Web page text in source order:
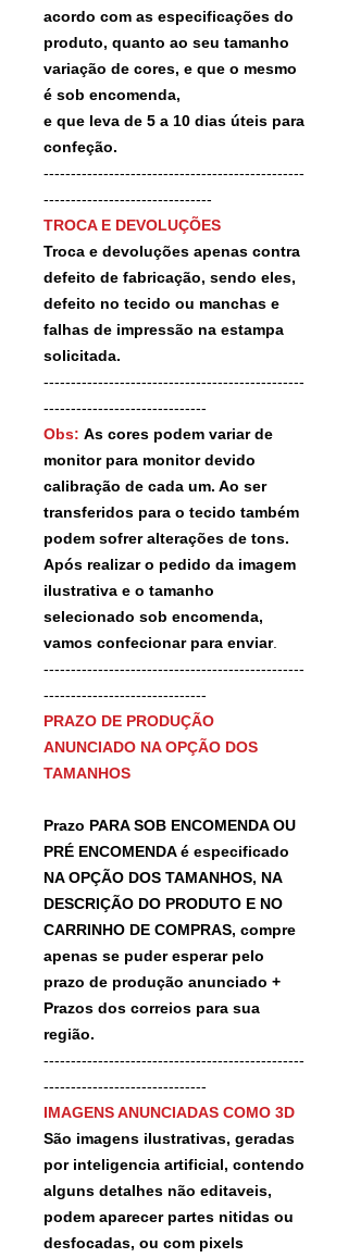
acordo com as especificações do
produto, quanto ao seu tamanho
variação de cores, e que o mesmo
é sob encomenda,
e que leva de 5 a 10 dias úteis para
confeção.
------------------------------------------------
-------------------------------
TROCA E DEVOLUÇÕES
Troca e devoluções apenas contra
defeito de fabricação, sendo eles,
defeito no tecido ou manchas e
falhas de impressão na estampa
solicitada.
------------------------------------------------
------------------------------
Obs: As cores podem variar de
monitor para monitor devido
calibração de cada um. Ao ser
transferidos para o tecido também
podem sofrer alterações de tons.
Após realizar o pedido da imagem
ilustrativa e o tamanho
selecionado sob encomenda,
vamos confecionar para enviar.
------------------------------------------------
------------------------------
PRAZO DE PRODUÇÃO
ANUNCIADO NA OPÇÃO DOS
TAMANHOS
Prazo PARA SOB ENCOMENDA OU
PRÉ ENCOMENDA é especificado
NA OPÇÃO DOS TAMANHOS, NA
DESCRIÇÃO DO PRODUTO E NO
CARRINHO DE COMPRAS, compre
apenas se puder esperar pelo
prazo de produção anunciado +
Prazos dos correios para sua
região.
------------------------------------------------
------------------------------
IMAGENS ANUNCIADAS COMO 3D
São imagens ilustrativas, geradas
por inteligencia artificial, contendo
alguns detalhes não editaveis,
podem aparecer partes nitidas ou
desfocadas, ou com pixels